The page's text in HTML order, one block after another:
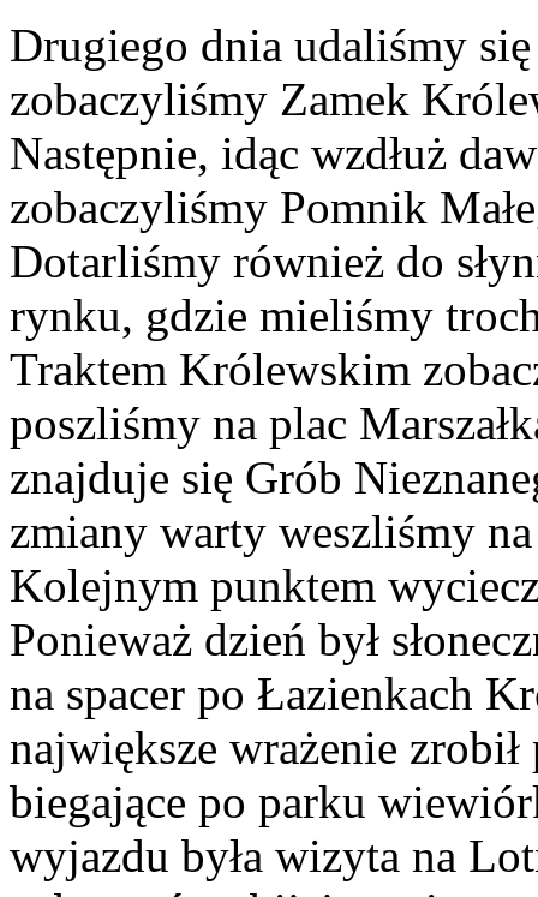
Drugiego dnia udaliśmy
zobaczyliśmy Zamek
Następnie, idąc wzdłuż
zobaczyliśmy Pomnik
Dotarliśmy również do
rynku, gdzie mieliśmy
Traktem Królewskim
poszliśmy na plac
znajduje się Grób
zmiany warty weszliśmy
Kolejnym punktem
Ponieważ dzień był
na spacer po Łazienkach
największe wrażenie zrobił
biegające po parku
wyjazdu była wizyta na